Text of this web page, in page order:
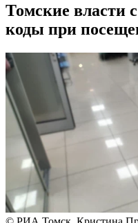
Томские власти
коды при